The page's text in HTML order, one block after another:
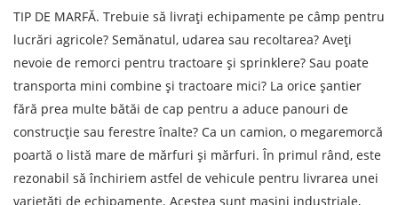
TIP DE MARFĂ. Trebuie să livrați echipamente pe câmp pentru
lucrări agricole? Semănatul, udarea sau recoltarea? Aveți
nevoie de remorci pentru tractoare și sprinklere? Sau poate
transporta mini combine și tractoare mici? La orice șantier
fără prea multe bătăi de cap pentru a aduce panouri de
construcție sau ferestre înalte? Ca un camion, o megaremorcă
poartă o listă mare de mărfuri și mărfuri. În primul rând, este
rezonabil să închiriem astfel de vehicule pentru livrarea unei
varietăți de echipamente. Acestea sunt mașini industriale,
Orașul de descărcare de gestiune
Denumirea mărfii
Data de descărcare
Tipul de transport
Greutatea sarcinii, ( t )